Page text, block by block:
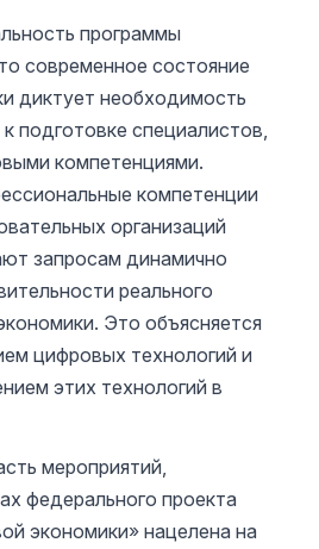
программы
современное состояние
диктует необходимость
подготовке специалистов,
компетенциями.
компетенции
организаций
запросам динамично
реального
Это объясняется
цифровых технологий и
этих технологий в
мероприятий,
федерального проекта
экономики» нацелена на